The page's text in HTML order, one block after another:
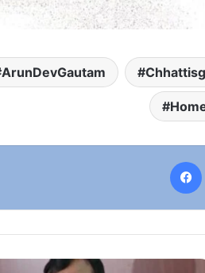
ArunDevGautam